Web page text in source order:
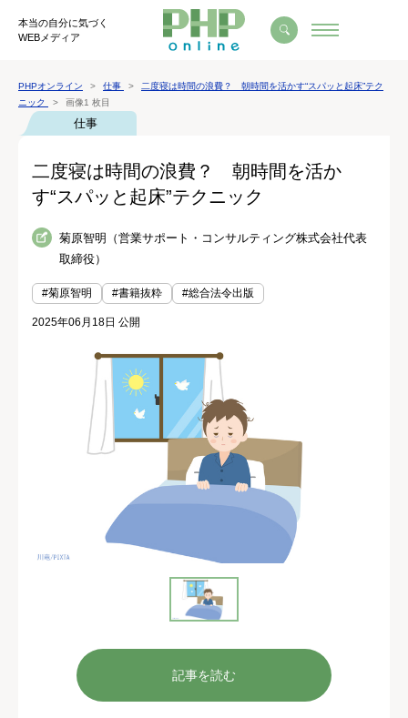
本当の自分に気づく
WEBメディア
PHPオンライン 仕事
二度寝は時間の浪費？ 朝時間を活かす“スパッと起床”テク
ニック
画像1 枚目
仕事
二度寝は時間の浪費？ 朝時間を活か
す“スパッと起床”テクニック
菊原智明（営業サポート・コンサルティング株式会社代表
取締役）
#菊原智明 #書籍抜粋 #総合法令出版
2025年06月18日 公開
記事を読む